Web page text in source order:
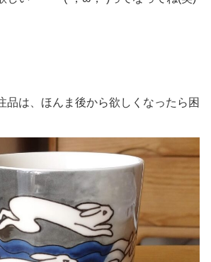
品は、ほんま後から欲しくなったら困